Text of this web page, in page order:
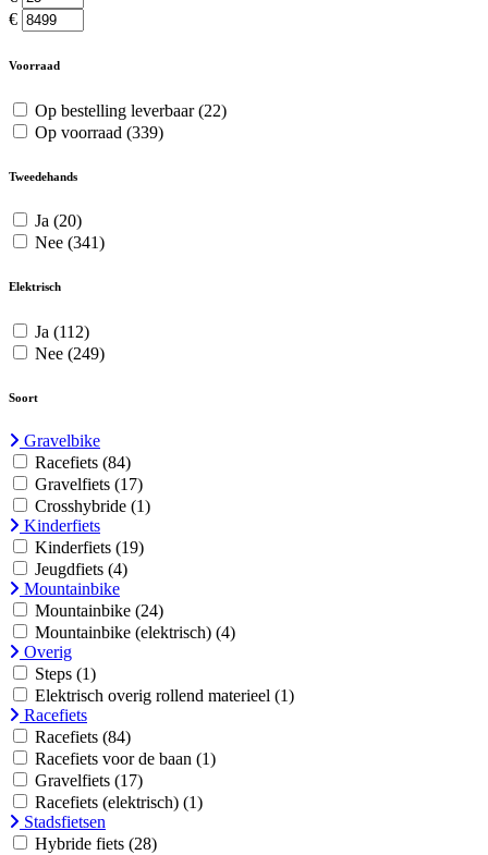
€
Voorraad
Op bestelling leverbaar(22)
Op voorraad (339)
Tweedehands
Ja (20)
Nee (341)
Elektrisch
Ja (112)
Nee (249)
Soort
Gravelbike
Racefiets (84)
Gravelfiets (17)
Crosshybride (1)
Kinderfiets
Kinderfiets (19)
Jeugdfiets (4)
Mountainbike
Mountainbike (24)
Mountainbike (elektrisch) (4)
Overig
Steps (1)
Elektrisch overig rollend materieel (1)
Racefiets
Racefiets (84)
Racefiets voor de baan (1)
Gravelfiets (17)
Racefiets (elektrisch) (1)
Stadsfietsen
Hybride fiets (28)